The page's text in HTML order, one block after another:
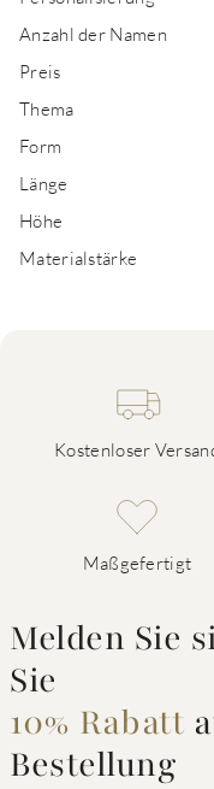
Anzahl der Namen
Preis
Thema
Form
Länge
Höhe
Materialstärke
Kostenloser
Maßgefertigt
Melden Sie
Sie
10% Rabatt
Bestellung